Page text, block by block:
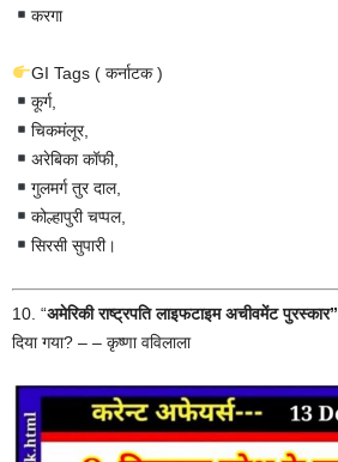
करगा
GI Tags ( कर्नाटक )
कूर्ग,
चिकमंलूर,
अरेबिका कॉफी,
गुलमर्ग तुर दाल,
कोल्हापुरी चप्पल,
सिरसी सुपारी।
10. “अमेरिकी राष्ट्रपति लाइफटाइम अचीवमेंट पुरस्कार”
दिया गया? – – कृष्णा वविलाला